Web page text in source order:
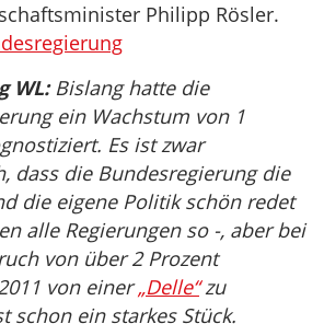
Philipp Rösler.
WL:Bislang hatte die
ein Wachstum von 1
Es ist zwar
dass die Bundesregierung die
die eigene Politik schön redet
alle Regierungen so -, aber bei
von über 2 Prozent
von einer„Delle“zu
schon ein starkes Stück.